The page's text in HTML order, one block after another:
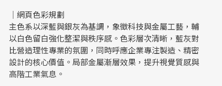
｜網頁色彩規劃
主色系以深藍與銀灰為基調，象徵科技與金屬工藝，輔
以白色留白強化整潔與秩序感。色彩層次清晰，藍灰對
比營造理性專業的氛圍，同時呼應企業專注製造、精密
設計的核心價值。局部金屬漸層效果，提升視覺質感與
高階工業氣息。